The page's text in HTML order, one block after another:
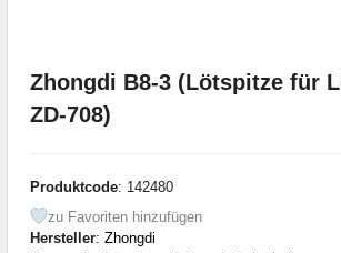
Zhongdi B8-3 (Lötspitze für
ZD-708)
Produktcode: 142480
zu Favoriten hinzufügen
Hersteller: Zhongdi